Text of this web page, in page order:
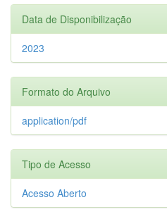
Data de Disponibilização
2023
Formato do Arquivo
application/pdf
Tipo de Acesso
Acesso Aberto